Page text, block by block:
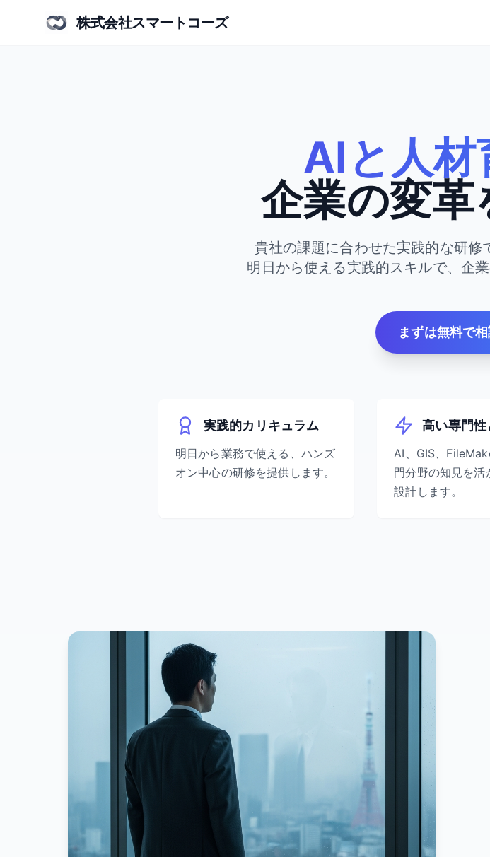
株式会社スマートコーズ
AIと人材
企業の変革
貴社の課題に合わせた実践的な研修
明日から使える実践的スキルで、企
まずは無料で
実践的カリキュラム
明日から業務で使える、ハンズ
オン中心の研修を提供します。
高い専門
AI、GIS、
門分野の知見を活
設計します。